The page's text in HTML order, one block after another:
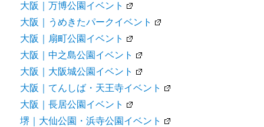
大阪｜万博公園イベント
大阪｜うめきたパークイベント
大阪｜扇町公園イベント
大阪｜中之島公園イベント
大阪｜大阪城公園イベント
大阪｜てんしば・天王寺イベント
大阪｜長居公園イベント
堺｜大仙公園・浜寺公園イベント